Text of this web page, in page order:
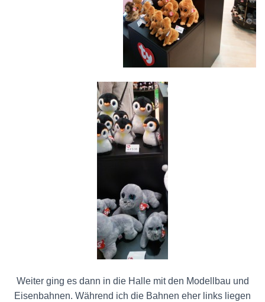
Weiter ging es dann in die Halle mit den Modellbau und
Eisenbahnen. Während ich die Bahnen eher links liegen